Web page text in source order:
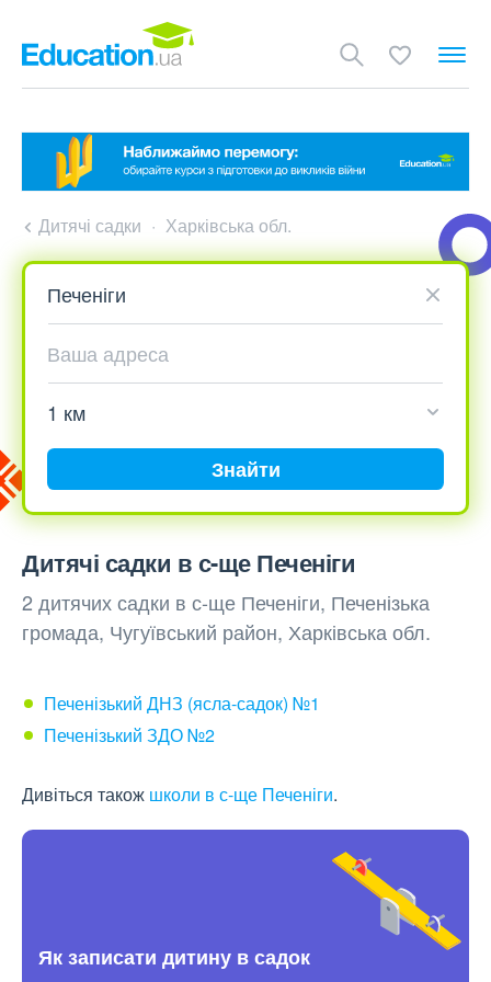
Дитячі садки Харківська обл.
Знайти
Дитячі садки в с-ще Печеніги
2 дитячих садки в с-ще Печеніги, Печенізька
громада, Чугуївський район, Харківська обл.
Печенізький ДНЗ (ясла-садок) №1
Печенізький ЗДО №2
Дивіться також школи в с-ще Печеніги.
Як записати дитину в садок